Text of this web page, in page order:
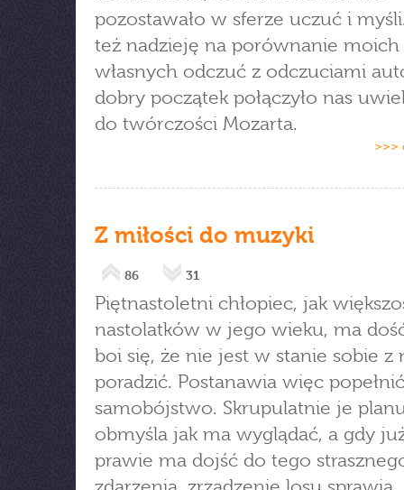
pozostawało w sferze uczuć i
też nadzieję na porównanie moich
własnych odczuć z odczuciami
dobry początek połączyło nas
do twórczości Mozarta.
>>>
Z miłości do muzyki
86 31
Piętnastoletni chłopiec, jak
nastolatków w jego wieku, ma
boi się, że nie jest w stanie sobie z
poradzić. Postanawia więc popełnić
samobójstwo. Skrupulatnie je
obmyśla jak ma wyglądać, a gdy
prawie ma dojść do tego